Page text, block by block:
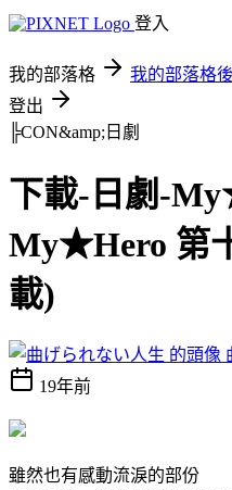
登入
我的部落格 我的部落格
登出
╠CON&amp;日劇
下載-日劇-
My★Hero 第
載)
19年前
雖然也有感動流淚的部份